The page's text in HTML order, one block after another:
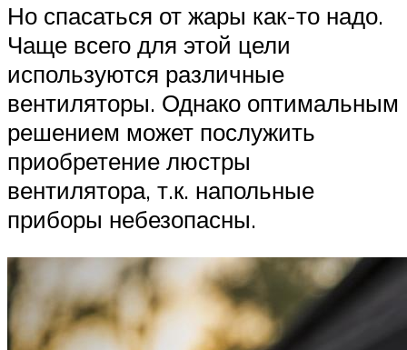
Но спасаться от жары как-то надо.
Чаще всего для этой цели
используются различные
вентиляторы. Однако оптимальным
решением может послужить
приобретение люстры
вентилятора, т.к. напольные
приборы небезопасны.